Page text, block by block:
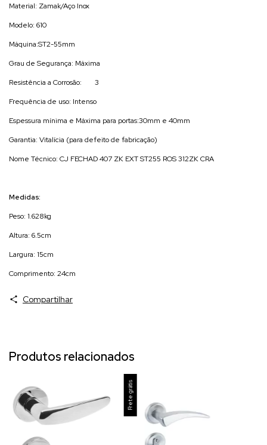
Material: Zamak/Aço Inox
Modelo: 610
Máquina:ST2-55mm
Grau de Segurança: Máxima
Resistência a Corrosão:
3
Frequência de uso: Intenso
Espessura mínima e Máxima para portas:30mm e 40mm
Garantia: Vitalícia (para defeito de fabricação)
Nome Técnico: CJ FECHAD 407 ZK EXT ST255 ROS 312ZK CRA
Medidas:
Peso: 1.628kg
Altura: 6.5cm
Largura: 15cm
Comprimento: 24cm
Compartilhar
Produtos relacionados
Frete grátis